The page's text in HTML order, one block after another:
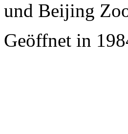
und Beijing
Geöffnet in